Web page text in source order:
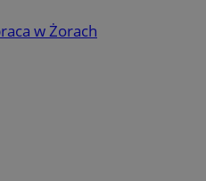
w Żorach